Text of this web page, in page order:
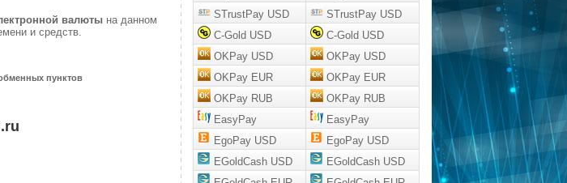
валюты на данном
и средств.
пунктов
STrustPay USD
STrustPay USD
C-Gold USD
C-Gold USD
OKPay USD
OKPay USD
OKPay EUR
OKPay EUR
OKPay RUB
OKPay RUB
EasyPay
EasyPay
EgoPay USD
EgoPay USD
EGoldCash USD
EGoldCash USD